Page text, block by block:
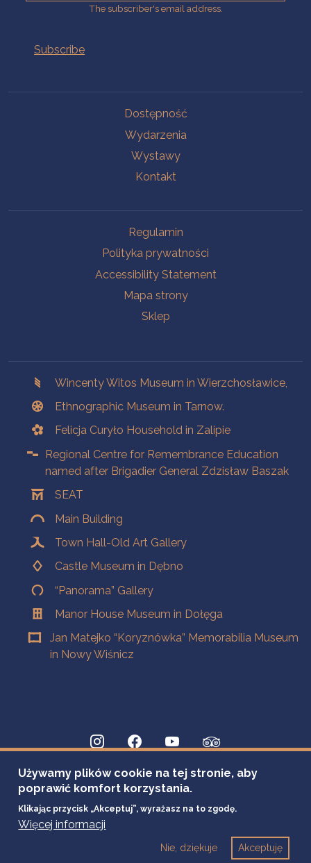
The subscriber's email address.
Dostępność
Wydarzenia
Wystawy
Kontakt
Regulamin
Polityka prywatności
Accessibility Statement
Mapa strony
Sklep
Wincenty Witos Museum in Wierzchosławice,
Ethnographic Museum in Tarnow.
Felicja Curyło Household in Zalipie
Regional Centre for Remembrance Education
named after Brigadier General Zdzisław Baszak
SEAT
Main Building
Town Hall-Old Art Gallery
Castle Museum in Dębno
“Panorama” Gallery
Manor House Museum in Dołęga
Jan Matejko “Koryznówka” Memorabilia Museum
in Nowy Wiśnicz
Używamy plików cookie na tej stronie, aby
poprawić komfort korzystania.
Klikając przycisk „Akceptuj”, wyrażasz na to zgodę.
Więcej informacji
Akceptuję
Nie, dziękuje